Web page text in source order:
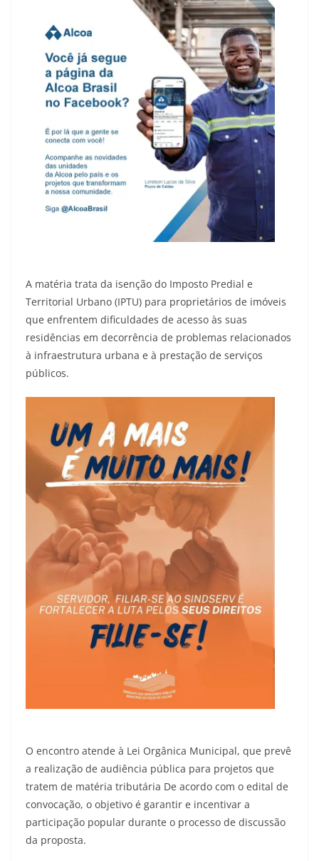
A matéria trata da isenção do Imposto Predial e
Territorial Urbano (IPTU) para proprietários de imóveis
que enfrentem dificuldades de acesso às suas
residências em decorrência de problemas relacionados
à infraestrutura urbana e à prestação de serviços
públicos.
O encontro atende à Lei Orgânica Municipal, que prevê
a realização de audiência pública para projetos que
tratem de matéria tributária De acordo com o edital de
convocação, o objetivo é garantir e incentivar a
participação popular durante o processo de discussão
da proposta.